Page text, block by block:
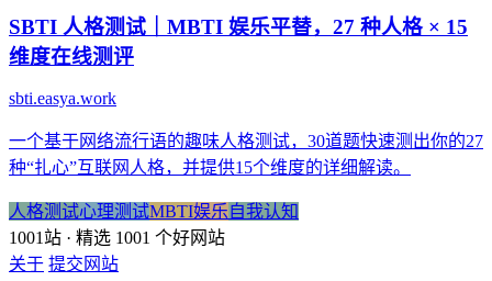
SBTI 人格测试｜MBTI 娱乐平替，27 种人格 × 15
维度在线测评
sbti.easya.work
一个基于网络流行语的趣味人格测试，30道题快速测出你的27
种“扎心”互联网人格，并提供15个维度的详细解读。
人格测试心理测试MBTI娱乐自我认知
1001站 · 精选 1001 个好网站
关于 提交网站